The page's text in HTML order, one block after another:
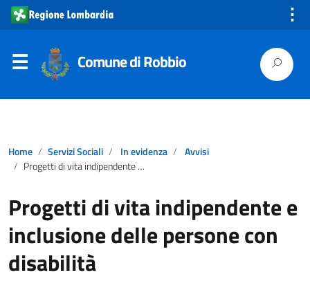
⋮
Comune di Robbio
Home Servizi Sociali In evidenza
Avvisi
Progetti di vita indipendente e inclusione delle persone con disabilità
Progetti di vita indipendente e
inclusione delle persone con
disabilità